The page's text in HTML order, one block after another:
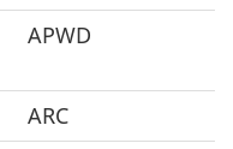
APWD
ARC